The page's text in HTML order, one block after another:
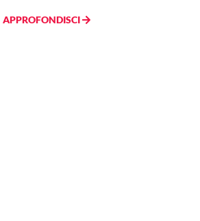
APPROFONDISCI